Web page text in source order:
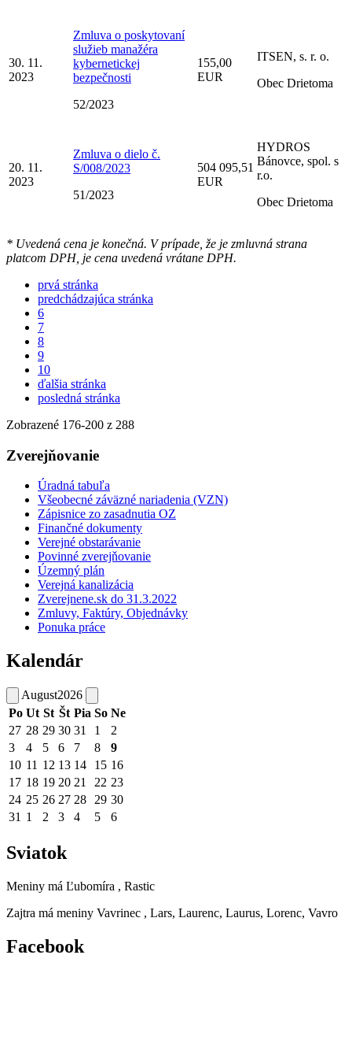
30. 11.
2023
Zmluva o poskytovaní
služieb manažéra
kybernetickej
bezpečnosti
52/2023
155,00
EUR
ITSEN, s. r. o.
Obec Drietoma
20. 11.
2023
Zmluva o dielo č.
S/008/2023
51/2023
504 095,51
EUR
HYDROS
Bánovce, spol. s
r.o.
Obec Drietoma
* Uvedená cena je konečná. V prípade, že je zmluvná strana
platcom DPH, je cena uvedená vrátane DPH.
prvá stránka
predchádzajúca stránka
6
7
8
9
10
ďalšia stránka
posledná stránka
Zobrazené 176-200 z 288
Zverejňovanie
Úradná tabuľa
Všeobecné záväzné nariadenia (VZN)
Zápisnice zo zasadnutia OZ
Finančné dokumenty
Verejné obstarávanie
Povinné zverejňovanie
Územný plán
Verejná kanalizácia
Zverejnene.sk do 31.3.2022
Zmluvy, Faktúry, Objednávky
Ponuka práce
Kalendár
August2026
Po Ut St Št Pia So Ne
27 28 29 30 31 1
2
3
4 5 6 7 8
9
10 11 12 13 14 15 16
17 18 19 20 21 22 23
24 25 26 27 28 29 30
31 1 2 3 4 5 6
Sviatok
Meniny má Ľubomíra , Rastic
Zajtra má meniny Vavrinec , Lars, Laurenc, Laurus, Lorenc, Vavro
Facebook